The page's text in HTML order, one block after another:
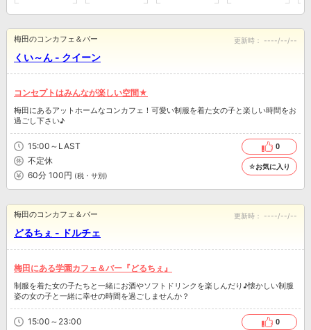
くい～ん - クイーン
梅田のコンカフェ＆バー 更新時： ----/--/--
コンセプトはみんなが楽しい空間★
梅田にあるアットホームなコンカフェ！可愛い制服を着た女の子と楽しい時間をお
過ごし下さい♪
15:00～LAST
不定休
60分 100円 (税・サ別)
0
☆お気に入り
どるちぇ - ドルチェ
梅田のコンカフェ＆バー 更新時： ----/--/--
梅田にある学園カフェ＆バー『どるちぇ』
制服を着た女の子たちと一緒にお酒やソフトドリンクを楽しんだり♪懐かしい制服
姿の女の子と一緒に幸せの時間を過ごしませんか？
15:00～23:00
0